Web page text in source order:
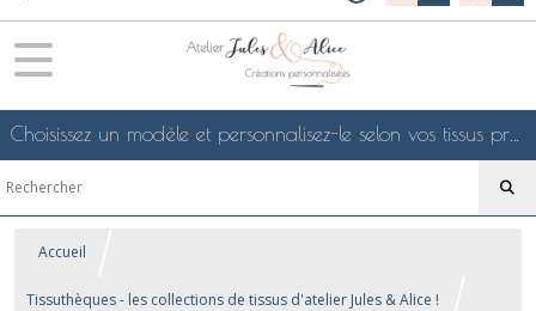
Choisissez un modèle et personnalisez-le selon vos tissus préférés de mes collections en ligne, je le confectionnerai selon vos souhaits
Accueil
Tissuthèques - les collections de tissus d'atelier Jules & Alice !